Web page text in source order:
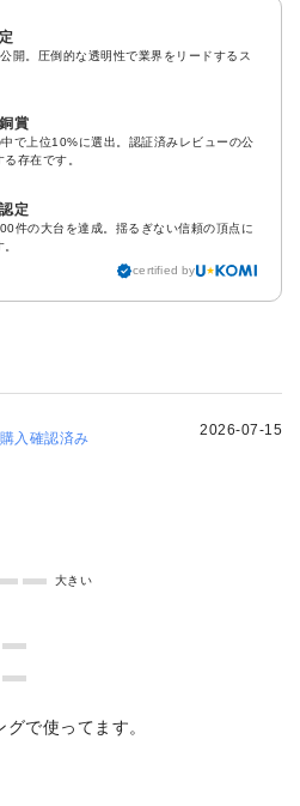
開。圧倒的な透明性で業界をリードするス
賞
で上位10%に選出。認証済みレビューの公
存在です。
定
件の大台を達成。揺るぎない信頼の頂点に
certified by
購入確認済み 2026-07-15
大きい
で使ってます。